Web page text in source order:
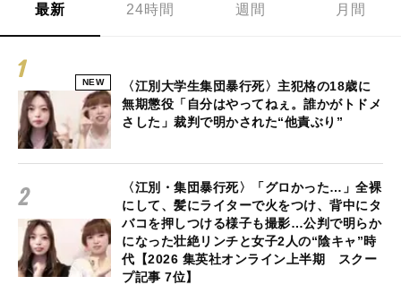
最新 24時間 週間 月間
NEW
〈江別大学生集団暴行死〉主犯格の18歳に
無期懲役「自分はやってねぇ。誰かがトドメ
さした」裁判で明かされた“他責ぶり”
〈江別・集団暴行死〉「グロかった…」全裸
にして、髪にライターで火をつけ、背中にタ
バコを押しつける様子も撮影…公判で明らか
になった壮絶リンチと女子2人の“陰キャ”時
代【2026 集英社オンライン上半期 スクー
プ記事 7位】